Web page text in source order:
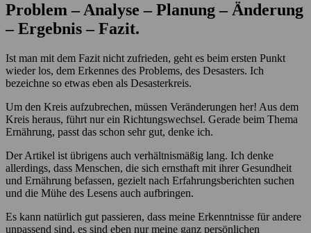
Problem – Analyse – Planung – Änderung
– Ergebnis – Fazit.
Ist man mit dem Fazit nicht zufrieden, geht es beim ersten Punkt
wieder los, dem Erkennes des Problems, des Desasters. Ich
bezeichne so etwas eben als Desasterkreis.
Um den Kreis aufzubrechen, müssen Veränderungen her! Aus dem
Kreis heraus, führt nur ein Richtungswechsel. Gerade beim Thema
Ernährung, passt das schon sehr gut, denke ich.
Der Artikel ist übrigens auch verhältnismäßig lang. Ich denke
allerdings, dass Menschen, die sich ernsthaft mit ihrer Gesundheit
und Ernährung befassen, gezielt nach Erfahrungsberichten suchen
und die Mühe des Lesens auch aufbringen.
Es kann natürlich gut passieren, dass meine Erkenntnisse für andere
unpassend sind, es sind eben nur meine ganz persönlichen